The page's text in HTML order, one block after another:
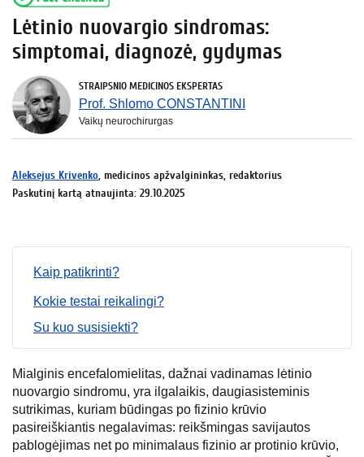
Lėtinio nuovargio sindromas:
simptomai, diagnozė, gydymas
STRAIPSNIO MEDICINOS EKSPERTAS
Prof. Shlomo CONSTANTINI
Vaikų neurochirurgas
Aleksejus Krivenko, medicinos apžvalgininkas, redaktorius
Paskutinį kartą atnaujinta: 29.10.2025
Kaip patikrinti?
Kokie testai reikalingi?
Su kuo susisiekti?
Mialginis encefalomielitas, dažnai vadinamas lėtinio
nuovargio sindromu, yra ilgalaikis, daugiasisteminis
sutrikimas, kuriam būdingas po fizinio krūvio
pasireiškiantis negalavimas: reikšmingas savijautos
pablogėjimas net po minimalaus fizinio ar protinio krūvio,